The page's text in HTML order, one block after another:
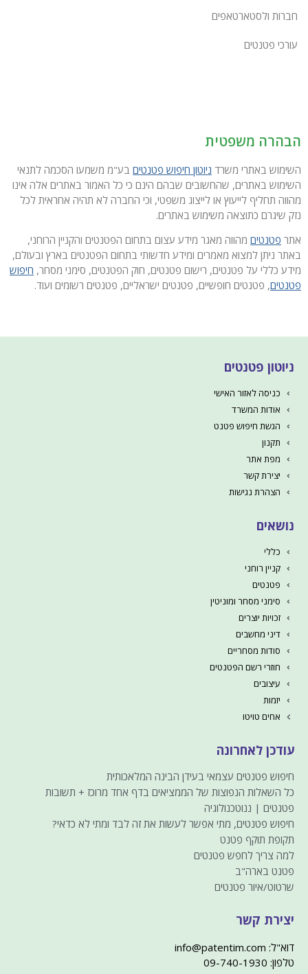
חברות ולסטארטאפים
עורכי פטנטים
הבהרה משפטית
השימוש באתרי משרד ניוטון חיפוש פטנטים בע"מ משמעו הסכמה לתנאי
השימוש באתרים, שהחשובים שבהם הינם כי כל האמור באתרים אלה אינו
מהווה תחליף לייעוץ או לייצוג משפטי, וכי החברה לא תהיה אחראית לכל
נזק שיגרם כתוצאה משימוש באתרים.
אתר פטנטים מהווה מאגר מידע עצום בתחום הפטנטים והקניין הרוחני,
באתר ניתן למצוא מאמרים ומידע חדשותי בתחום הפטנטים בארץ ובעולם,
מידע כללי על פטנטים, רישום פטנטים, חוק הפטנטים, סימני מסחר, חיפוש
פטנטים, פטנטים חופשיים, פטנטים ישראליים, פטנטים רשומים ועוד.
ניוטון פטנטים
כניסה לאזור האישי
אודות המשרד
הגשת חיפוש פטנט
תקנון
מפת אתר
יצירת קשר
הצהרת נגישות
נושאים
כללי
קניין רוחני
פטנטים
סימני מסחר ומוניטין
זכויות יוצרים
דיני מחשבים
סודות מסחריים
חוזרי רשם הפטנטים
עיצובים
יזמות
אחים טויטו
עודכן לאחרונה
חיפוש פטנטים עצמאי בעידן הבינה המלאכותית
כל השאלות הנפוצות של הממציאים בדף אחד מרוכז + תשובות
פטנטים | ננוטכנולוגיה
חיפוש פטנטים, מתי אפשר לעשות את זה לבד ומתי לא כדאי?
תקופת תוקף פטנט
למה צריך לחפש פטנטים
פטנט בארה"ב
שרטוט/איור פטנטים
יצירת קשר
דוא"ל: info@patentim.com
טלפון: 09-740-1930